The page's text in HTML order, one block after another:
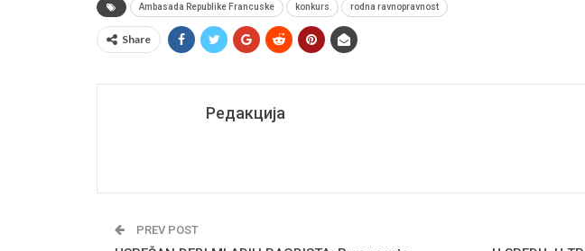
Ambasada Republike Francuske konkurs rodna ravnopravnost
Share
Редакција
PREV POST